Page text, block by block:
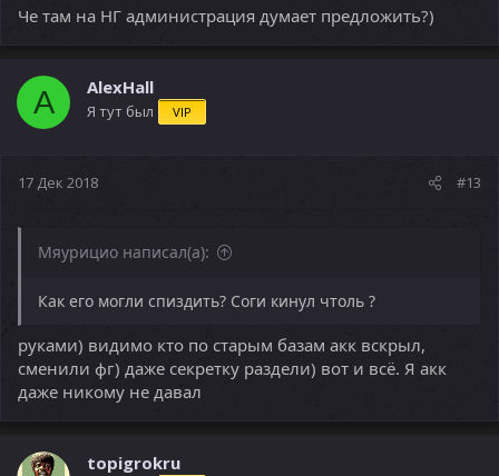
Че там на НГ администрация думает предложить?)
A AlexHall
Я тут был VIP
17 Дек 2018 #13
Мяурицио написал(а):
Как его могли спиздить? Соги кинул чтоль ?
руками) видимо кто по старым базам акк вскрыл,
сменили фг) даже секретку раздели) вот и всё. Я акк
даже никому не давал
topigrokru